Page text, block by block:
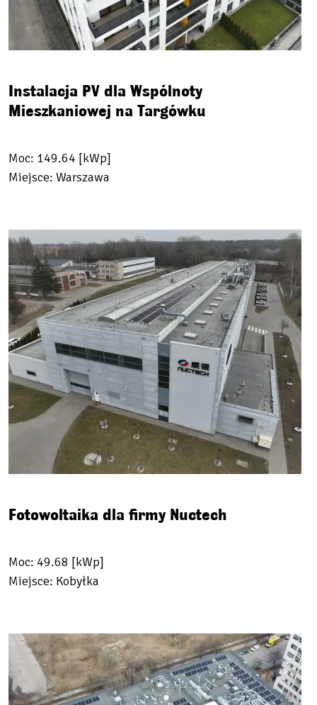
Instalacja PV dla Wspólnoty
Mieszkaniowej na Targówku
Moc: 149.64 [kWp]
Miejsce: Warszawa
Fotowoltaika dla firmy Nuctech
Moc: 49.68 [kWp]
Miejsce: Kobyłka